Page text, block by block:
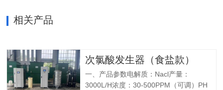
相关产品
次氯酸发生器（食盐款）
一、产品参数电解质：Nacl产量：
3000L/H浓度：30-500PPM（可调）PH